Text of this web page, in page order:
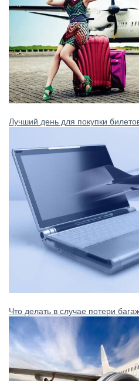
Лучший день для покупки
Что делать в случае потери